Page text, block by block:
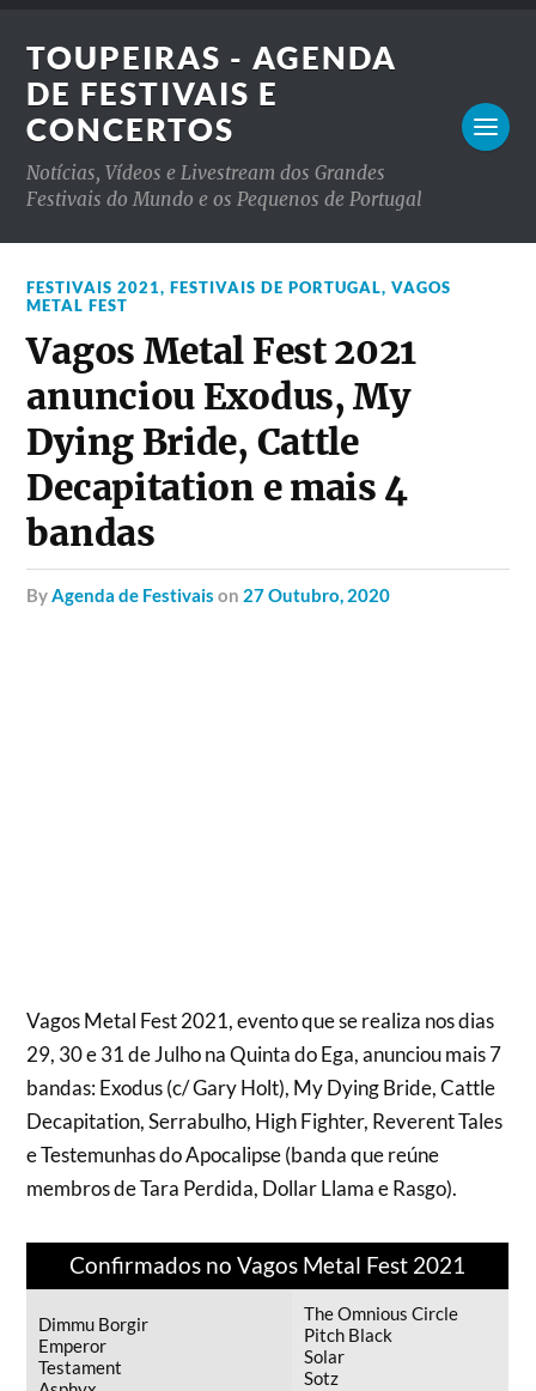
TOUPEIRAS - AGENDA
DE FESTIVAIS E
CONCERTOS
Notícias, Vídeos e Livestream dos Grandes
Festivais do Mundo e os Pequenos de Portugal
FESTIVAIS 2021,FESTIVAIS DE PORTUGAL,VAGOS
METAL FEST
Vagos Metal Fest 2021
anunciou Exodus, My
Dying Bride, Cattle
Decapitation e mais 4
bandas
byAgenda de Festivais on 27 Outubro, 2020
Vagos Metal Fest 2021, evento que se realiza nos dias
29, 30 e 31 de Julho na Quinta do Ega, anunciou mais 7
bandas: Exodus (c/ Gary Holt), My Dying Bride, Cattle
Decapitation, Serrabulho, High Fighter, Reverent Tales
e Testemunhas do Apocalipse (banda que reúne
membros de Tara Perdida, Dollar Llama e Rasgo).
Confirmados no Vagos Metal Fest 2021
Dimmu Borgir
Emperor
Testament
The Omnious Circle
Pitch Black
Solar
Sotz